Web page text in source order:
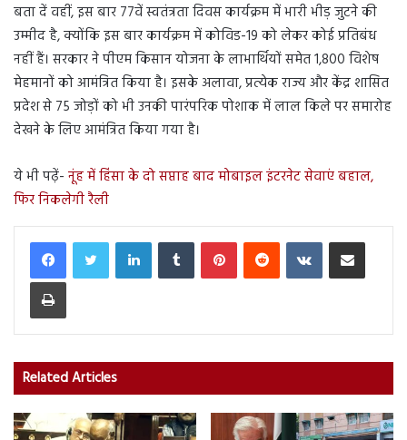
बता दें वहीं, इस बार 77वें स्वतंत्रता दिवस कार्यक्रम में भारी भीड़ जुटने की
उम्मीद है, क्योंकि इस बार कार्यक्रम में कोविड-19 को लेकर कोई प्रतिबंध
नहीं हैं। सरकार ने पीएम किसान योजना के लाभार्थियों समेत 1,800 विशेष
मेहमानों को आमंत्रित किया है। इसके अलावा, प्रत्येक राज्य और केंद्र शासित
प्रदेश से 75 जोड़ों को भी उनकी पारंपरिक पोशाक में लाल किले पर समारोह
देखने के लिए आमंत्रित किया गया है।
ये भी पढ़ें- नूंह में हिंसा के दो सप्ताह बाद मोबाइल इंटरनेट सेवाएं बहाल,
फिर निकलेगी रैली
LinkedInTumblr PinterestReddit VKontakteShare via Email
Print
Related Articles